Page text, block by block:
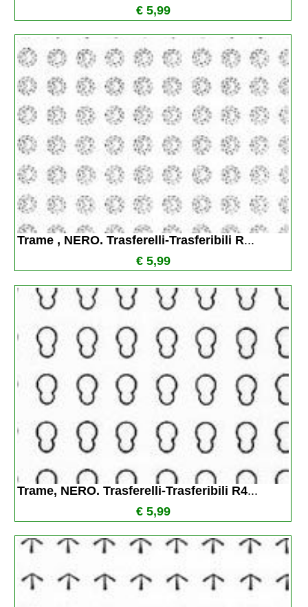
€ 5,99
Trame , NERO. Trasferelli-Trasferibili R...
€ 5,99
Trame, NERO. Trasferelli-Trasferibili R4...
€ 5,99